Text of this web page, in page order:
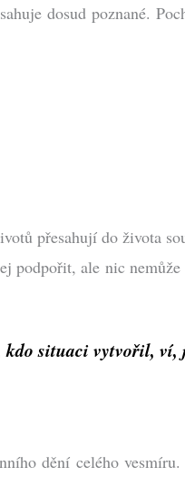
dosud poznané.
přesahují do života
podpořit, ale nic
kdo situaci vytvořil,
dění celého